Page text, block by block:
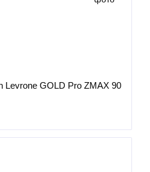
Levrone GOLD Pro ZMAX 90